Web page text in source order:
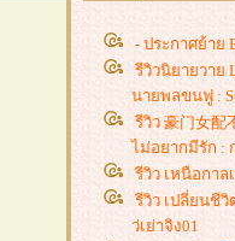
- ประกาศย้าย
รีวิวนิยายวาย
นายพลขนฟู :
รีวิว 豪门女
ไม่อยากมีรัก :
รีวิว เหนือกาล
รีวิว เปลี่ยนชี
ว่เย่าจิง01